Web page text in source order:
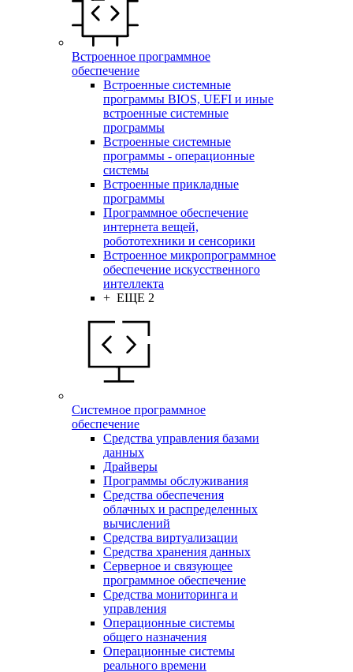
Встроенное программное
обеспечение
Встроенные системные
программы BIOS, UEFI и иные
встроенные системные
программы
Встроенные системные
программы - операционные
системы
Встроенные прикладные
программы
Программное обеспечение
интернета вещей,
робототехники и сенсорики
Встроенное микропрограммное
обеспечение искусственного
интеллекта
+ ЕЩЕ 2
Системное программное
обеспечение
Средства управления базами
данных
Драйверы
Программы обслуживания
Средства обеспечения
облачных и распределенных
вычислений
Средства виртуализации
Средства хранения данных
Серверное и связующее
программное обеспечение
Средства мониторинга и
управления
Операционные системы
общего назначения
Операционные системы
реального времени